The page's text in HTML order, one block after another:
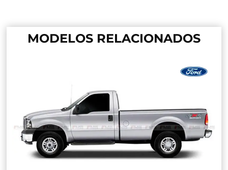
MODELOS RELACIONADOS